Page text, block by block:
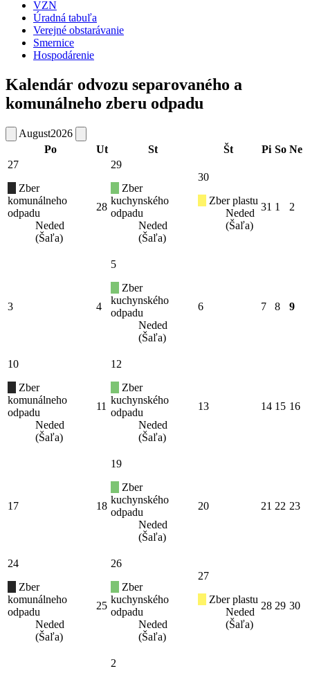
VZN
Úradná tabuľa
Verejné obstarávanie
Smernice
Hospodárenie
Kalendár odvozu separovaného a
komunálneho zberu odpadu
August2026
Po
Ut St Št Pi So Ne
27
Zber
komunálneho
odpadu
Neded
(Šaľa)
28
29
Zber
kuchynského
odpadu
Neded
(Šaľa)
30
Zber plastu
Neded
(Šaľa)
31 1 2
3 4
5
Zber
kuchynského
odpadu
Neded
(Šaľa)
6 7 8 9
10
Zber
komunálneho
odpadu
Neded
(Šaľa)
11
12
Zber
kuchynského
odpadu
Neded
(Šaľa)
13 14 15 16
17 18
19
Zber
kuchynského
odpadu
Neded
(Šaľa)
20 21 22 23
24
Zber
komunálneho
odpadu
Neded
(Šaľa)
25
26
Zber
kuchynského
odpadu
Neded
(Šaľa)
27
Zber plastu
Neded
(Šaľa)
28 29 30
2